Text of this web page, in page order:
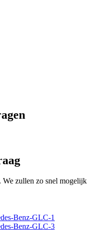
We zullen zo snel mogelijk